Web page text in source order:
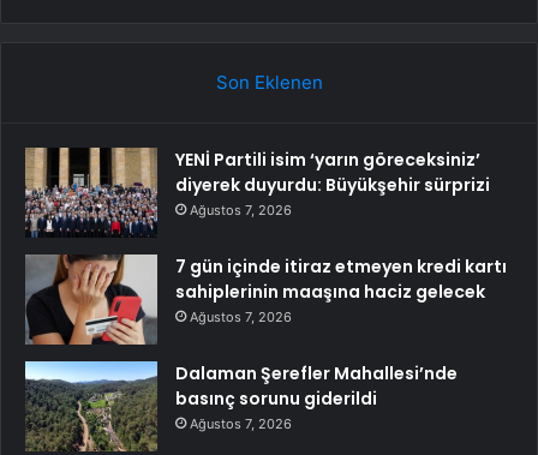
Son Eklenen
YENİ Partili isim ‘yarın göreceksiniz’
diyerek duyurdu: Büyükşehir sürprizi
Ağustos 7, 2026
7 gün içinde itiraz etmeyen kredi kartı
sahiplerinin maaşına haciz gelecek
Ağustos 7, 2026
Dalaman Şerefler Mahallesi’nde
basınç sorunu giderildi
Ağustos 7, 2026